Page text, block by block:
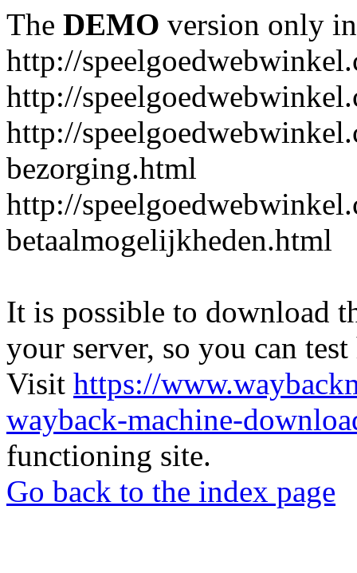
The DEMO version only
http://
http://
http://
bezorging.html
http://
betaalmogelijkheden.html
It is possible to download
your server, so you can
Visit https://
wayback-machine-
functioning site.
Go back to the index page